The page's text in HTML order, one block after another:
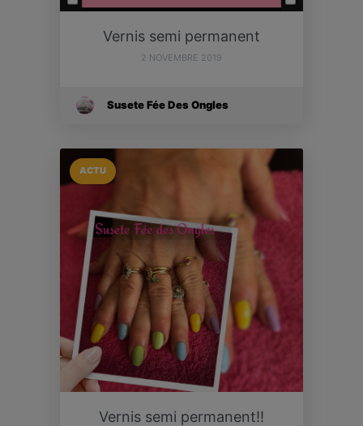
Vernis semi permanent
2 NOVEMBRE 2019
Susete Fée Des Ongles
ACTU
Vernis semi permanent!!